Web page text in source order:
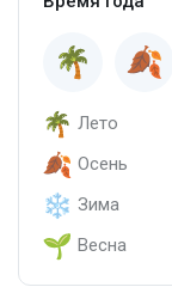
Лето
Осень
Зима
Весна